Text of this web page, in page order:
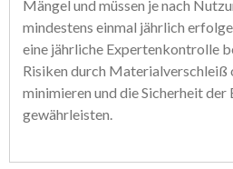
Mängel und müssen je nach
mindestens einmal jährlich
eine jährliche Expertenkontrolle
Risiken durch Materialverschleiß
minimieren und die Sicherheit
gewährleisten.